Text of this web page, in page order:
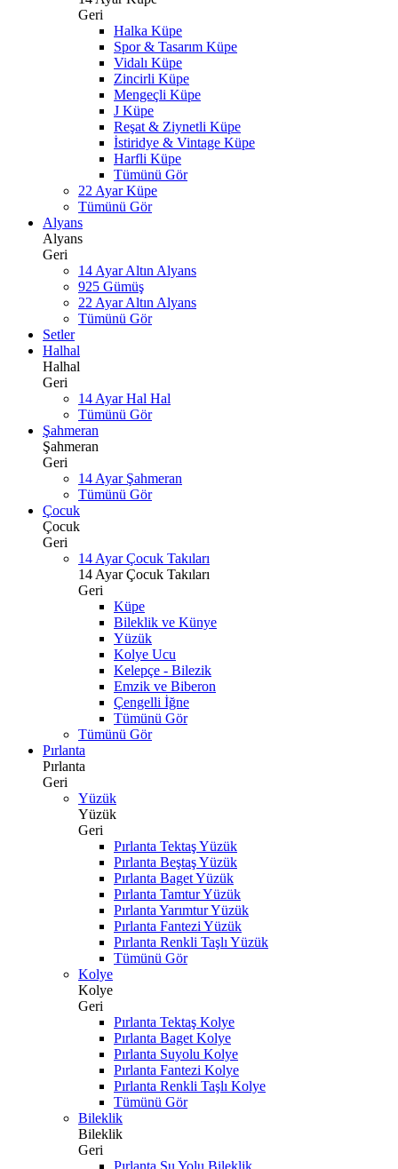
Geri
Halka Küpe
Spor & Tasarım Küpe
Vidalı Küpe
Zincirli Küpe
Mengeçli Küpe
J Küpe
Reşat & Ziynetli Küpe
İstiridye & Vintage Küpe
Harfli Küpe
Tümünü Gör
22 Ayar Küpe
Tümünü Gör
Alyans
Alyans
Geri
14 Ayar Altın Alyans
925 Gümüş
22 Ayar Altın Alyans
Tümünü Gör
Setler
Halhal
Halhal
Geri
14 Ayar Hal Hal
Tümünü Gör
Şahmeran
Şahmeran
Geri
14 Ayar Şahmeran
Tümünü Gör
Çocuk
Çocuk
Geri
14 Ayar Çocuk Takıları
14 Ayar Çocuk Takıları
Geri
Küpe
Bileklik ve Künye
Yüzük
Kolye Ucu
Kelepçe - Bilezik
Emzik ve Biberon
Çengelli İğne
Tümünü Gör
Tümünü Gör
Pırlanta
Pırlanta
Geri
Yüzük
Yüzük
Geri
Pırlanta Tektaş Yüzük
Pırlanta Beştaş Yüzük
Pırlanta Baget Yüzük
Pırlanta Tamtur Yüzük
Pırlanta Yarımtur Yüzük
Pırlanta Fantezi Yüzük
Pırlanta Renkli Taşlı Yüzük
Tümünü Gör
Kolye
Kolye
Geri
Pırlanta Tektaş Kolye
Pırlanta Baget Kolye
Pırlanta Suyolu Kolye
Pırlanta Fantezi Kolye
Pırlanta Renkli Taşlı Kolye
Tümünü Gör
Bileklik
Bileklik
Geri
Pırlanta Su Yolu Bileklik